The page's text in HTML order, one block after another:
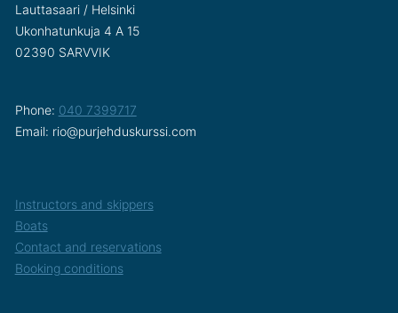
Lauttasaari / Helsinki
Ukonhatunkuja 4 A 15
02390 SARVVIK
Phone: 040 7399717
Email: rio@purjehduskurssi.com
Instructors and skippers
Boats
Contact and reservations
Booking conditions